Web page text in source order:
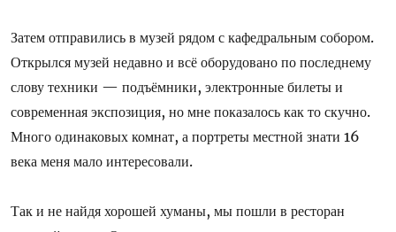
Затем отправились в музей рядом с кафедральным собором.
Открылся музей недавно и всё оборудовано по последнему
слову техники — подъёмники, электронные билеты и
современная экспозиция, но мне показалось как то скучно.
Много одинаковых комнат, а портреты местной знати 16
века меня мало интересовали.
Так и не найдя хорошей хуманы, мы пошли в ресторан